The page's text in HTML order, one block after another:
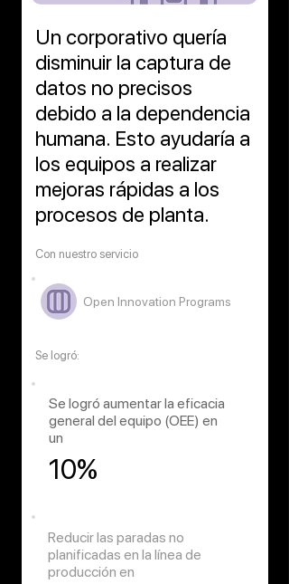
Un corporativo quería
disminuir la captura de
datos no precisos
debido a la dependencia
humana. Esto ayudaría a
los equipos a realizar
mejoras rápidas a los
procesos de planta.
Con nuestro servicio
Open Innovation Programs
Se logró:
Se logró aumentar la eficacia
general del equipo (OEE) en
un
10%
Reducir las paradas no
planificadas en la línea de
producción en